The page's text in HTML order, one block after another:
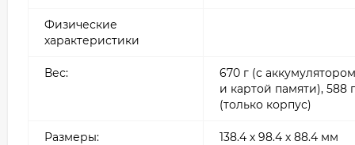
Физические
характеристики
Вес:
670 г (с аккумулятором
и картой памяти), 588 г
(только корпус)
Размеры: 138.4 х 98.4 х 88.4 мм